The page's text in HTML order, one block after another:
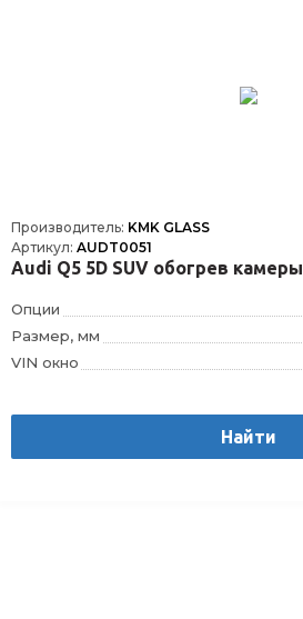
Производитель: KMK GLASS
Артикул: AUDT0051
Audi Q5 5D SUV обогрев камеры
Опции
Размер, мм
VIN окно
Датчик дождя
Найти